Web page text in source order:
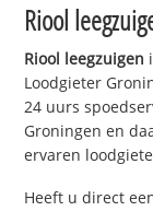
Riool
Riool leegzuigen
Loodgieter
24 uurs
Groningen en
ervaren
Heeft u direct